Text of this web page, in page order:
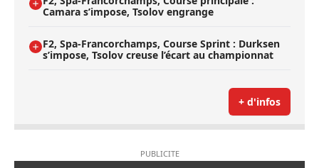
Camara s’impose, Tsolov engrange
F2, Spa-Francorchamps, Course Sprint : Durksen
s’impose, Tsolov creuse l’écart au championnat
+ d'infos